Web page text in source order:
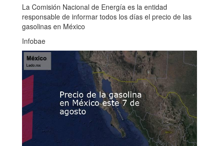
La Comisión Nacional de Energía es la entidad
responsable de informar todos los días el precio de las
gasolinas en México
Infobae